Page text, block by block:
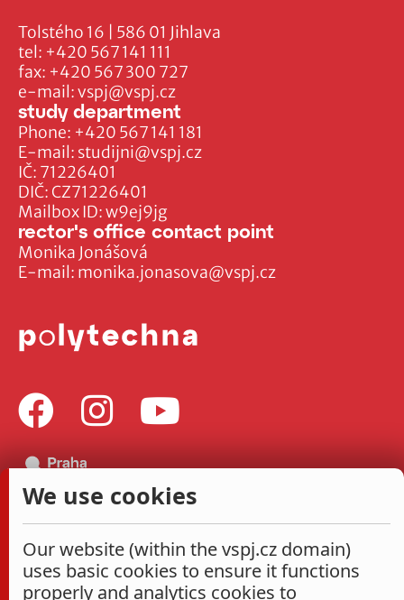
Tolstého 16 | 586 01 Jihlava
tel: +420 567 141 111
fax: +420 567 300 727
e-mail:vspj@vspj.cz
IČ: 71226401
DIČ: CZ71226401
Mailbox ID: w9ej9jg
study department
Phone: +420 567 141 181
E-mail: studijni@vspj.cz
rector's office contact point
Monika Jonášová
E-mail: monika.jonasova@vspj.cz
We use cookies
Our website (within the vspj.cz domain)
uses basic cookies to ensure it functions
properly and analytics cookies to